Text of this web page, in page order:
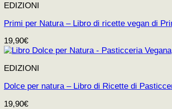
EDIZIONI
Primi per Natura – Libro di ricette vegan di
19,90€
EDIZIONI
Dolce per natura – Libro di Ricette di
19,90€